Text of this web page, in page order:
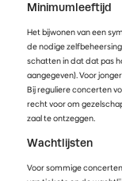
Minimumleeftijd
Het bijwonen van een
de nodige
schatten in dat dat pas
aangegeven). Voor
Bij reguliere concerten
recht voor om
zaal te ontzeggen.
Wachtlijsten
Voor sommige